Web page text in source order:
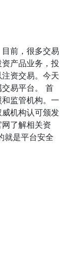
前，很多交易
产品业务，投
资交易。今天
易平台。 首
监管机构。一
机构认可颁发
了解相关资
就是平台安全